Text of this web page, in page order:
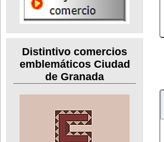
Distintivo comercios
emblemáticos Ciudad
de Granada